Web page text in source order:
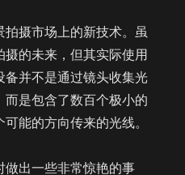
摄市场上的新技术。虽
的未来，但其实际使用
并不是通过镜头收集光
是包含了数百个极小的
能的方向传来的光线。
做出一些非常惊艳的事